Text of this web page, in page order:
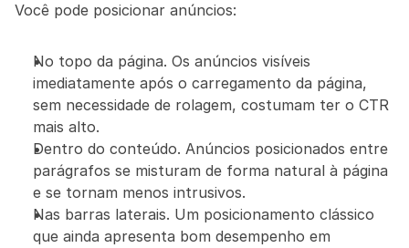
Você pode posicionar anúncios:
No topo da página. Os anúncios visíveis
imediatamente após o carregamento da página,
sem necessidade de rolagem, costumam ter o CTR
mais alto.
Dentro do conteúdo. Anúncios posicionados entre
parágrafos se misturam de forma natural à página
e se tornam menos intrusivos.
Nas barras laterais. Um posicionamento clássico
que ainda apresenta bom desempenho em